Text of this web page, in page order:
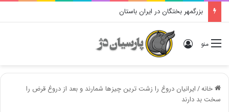
بزرگمهر بختگان در ایران باستان
منو ورود
خانه/ایرانیان دروغ را زشت ترین چیزها شمارند و بعد از دروغ قرض را
سخت بد دارند